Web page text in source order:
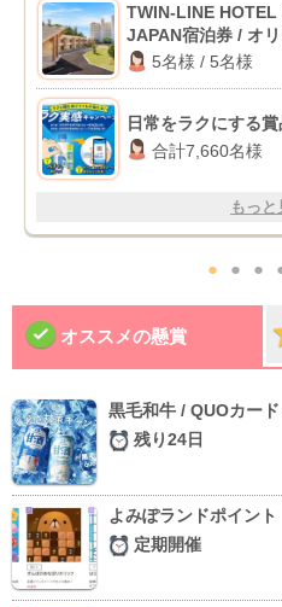
TWIN-LINE HOTEL
JAPAN宿泊券 / オ
5名様 / 5名様
日常をラクにする賞
合計7,660名様
もっと
● ● ●
オススメの懸賞
黒毛和牛 / QUOカー
残り24日
よみぽランドポイント
定期開催